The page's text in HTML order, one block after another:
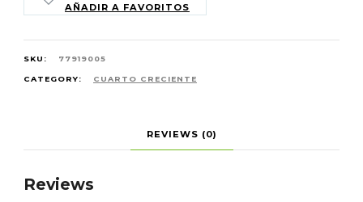
AÑADIR A FAVORITOS
SKU: 77919005
CATEGORY: CUARTO CRECIENTE
REVIEWS (0)
Reviews